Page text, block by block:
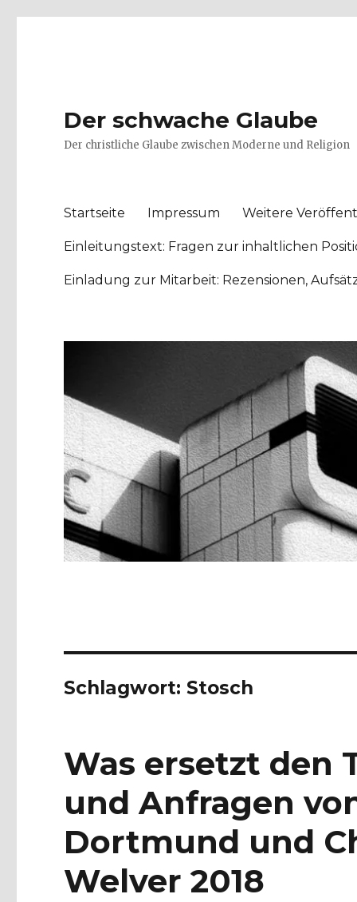
Der schwache Glaube
Der christliche Glaube zwischen Moderne und Religion
Startseite Impressum Weitere
Einleitungstext: Fragen zur inhaltlichen
Einladung zur Mitarbeit: Rezensionen,
Schlagwort: Stosch
Was ersetzt den
und Anfragen
Dortmund und
Welver 2018